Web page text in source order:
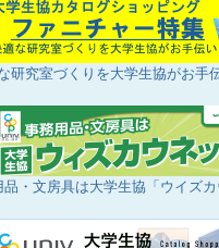
研究室づくりを大学生協がお手
品・文房具は大学生協「ウイズカ